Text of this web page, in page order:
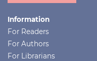
Information
For Readers
For Authors
For Librarians